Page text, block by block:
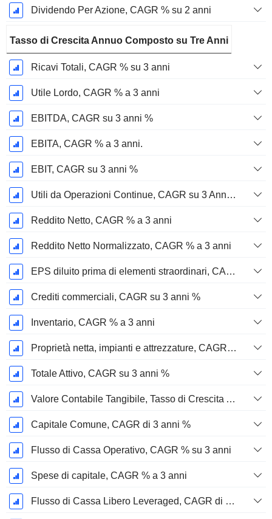
Dividendo Per Azione, CAGR % su 2 anni
Tasso di Crescita Annuo Composto su Tre Anni
Ricavi Totali, CAGR % su 3 anni
Utile Lordo, CAGR % a 3 anni
EBITDA, CAGR su 3 anni %
EBITA, CAGR % a 3 anni.
EBIT, CAGR su 3 anni %
Utili da Operazioni Continue, CAGR su 3 Anni %
Reddito Netto, CAGR % a 3 anni
Reddito Netto Normalizzato, CAGR % a 3 anni
EPS diluito prima di elementi straordinari, CAGR su 3 anni %
Crediti commerciali, CAGR su 3 anni %
Inventario, CAGR % a 3 anni
Proprietà netta, impianti e attrezzature, CAGR su 3 anni %
Totale Attivo, CAGR su 3 anni %
Valore Contabile Tangibile, Tasso di Crescita Annuo Composto su 3 anni %
Capitale Comune, CAGR di 3 anni %
Flusso di Cassa Operativo, CAGR % su 3 anni
Spese di capitale, CAGR % a 3 anni
Flusso di Cassa Libero Leveraged, CAGR di 3 Anni %